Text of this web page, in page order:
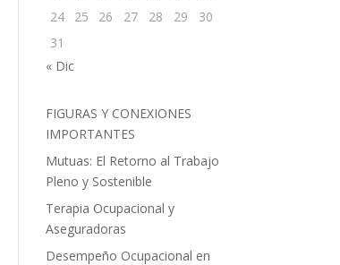
24
25 26 27 28 29
30
31
« Dic
FIGURAS Y CONEXIONES
IMPORTANTES
Mutuas: El Retorno al Trabajo
Pleno y Sostenible
Terapia Ocupacional y
Aseguradoras
Desempeño Ocupacional en